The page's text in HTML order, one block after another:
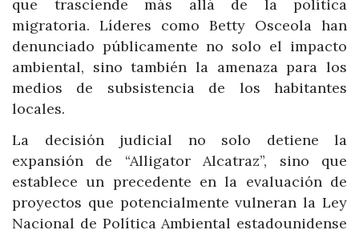
que trasciende más allá de la política
migratoria. Líderes como Betty Osceola han
denunciado públicamente no solo el impacto
ambiental, sino también la amenaza para los
medios de subsistencia de los habitantes
locales.
La decisión judicial no solo detiene la
expansión de “Alligator Alcatraz”, sino que
establece un precedente en la evaluación de
proyectos que potencialmente vulneran la Ley
Nacional de Política Ambiental estadounidense